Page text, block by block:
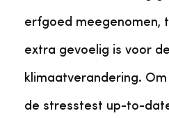
erfgoed meegenomen,
extra gevoelig is voor
klimaatverandering.
de stresstest up-to-